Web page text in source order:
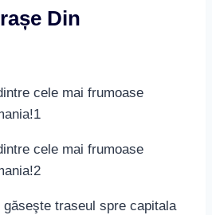
Din
traseul spre capitala